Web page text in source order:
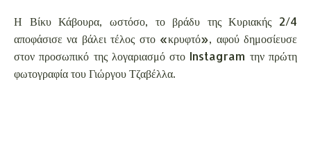
Η Βίκυ Κάβουρα, ωστόσο, το βράδυ της Κυριακής 2/4
αποφάσισε να βάλει τέλος στο «κρυφτό», αφού δημοσίευσε
στον προσωπικό της λογαριασμό στο Instagram την πρώτη
φωτογραφία του Γιώργου Τζαβέλλα.